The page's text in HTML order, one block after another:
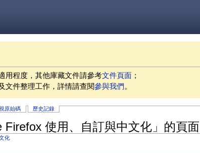
用程度，其他庫藏文件請參考文件頁面 ；
文件整理工作，詳情請查閱參與我們。
原始碼 歷史記錄
Firefox 使用、自訂與中文化」的頁面
化